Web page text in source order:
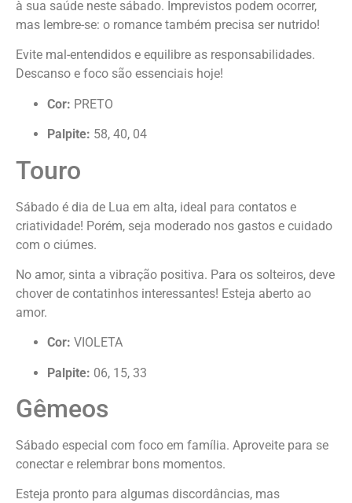
à sua saúde neste sábado. Imprevistos podem ocorrer,
mas lembre-se: o romance também precisa ser nutrido!
Evite mal-entendidos e equilibre as responsabilidades.
Descanso e foco são essenciais hoje!
Cor: PRETO
Palpite: 58, 40, 04
Touro
Sábado é dia de Lua em alta, ideal para contatos e
criatividade! Porém, seja moderado nos gastos e cuidado
com o ciúmes.
No amor, sinta a vibração positiva. Para os solteiros, deve
chover de contatinhos interessantes! Esteja aberto ao
amor.
Cor: VIOLETA
Palpite: 06, 15, 33
Gêmeos
Sábado especial com foco em família. Aproveite para se
conectar e relembrar bons momentos.
Esteja pronto para algumas discordâncias, mas